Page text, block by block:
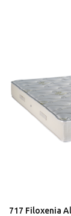
717 Filoxenia